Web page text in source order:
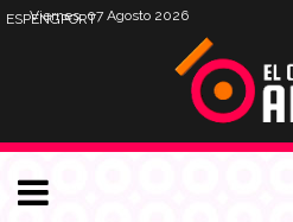
Viernes, 07 Agosto 2026
ESPENGPORT